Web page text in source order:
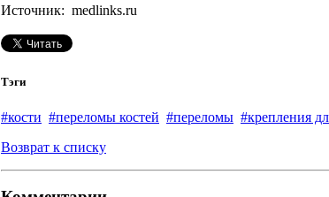
Источник: medlinks.ru
Тэги
#кости #переломы костей #переломы #крепления
Возврат к списку